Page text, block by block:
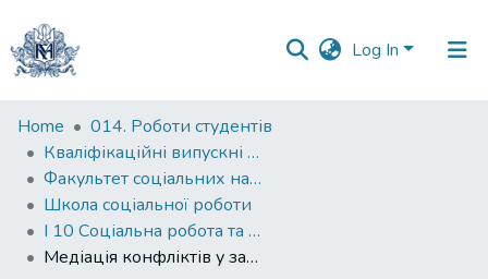
Log In
Communities
&
Collections
All of DSpace
Home
014. Роботи студентів
Кваліфікаційні випускні роботи здобувачів вищої освіти бакалаврських програм
Факультет соціальних наук і соціальних технологій
Школа соціальної роботи
І 10 Соціальна робота та консультування
Медіація конфліктів у закладах загальної середньої освіти